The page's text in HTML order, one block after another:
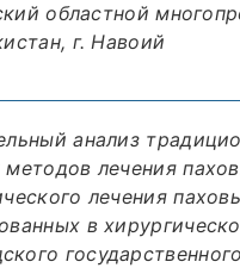
областной
г. Навоий
анализ
методов лечения
лечения
в